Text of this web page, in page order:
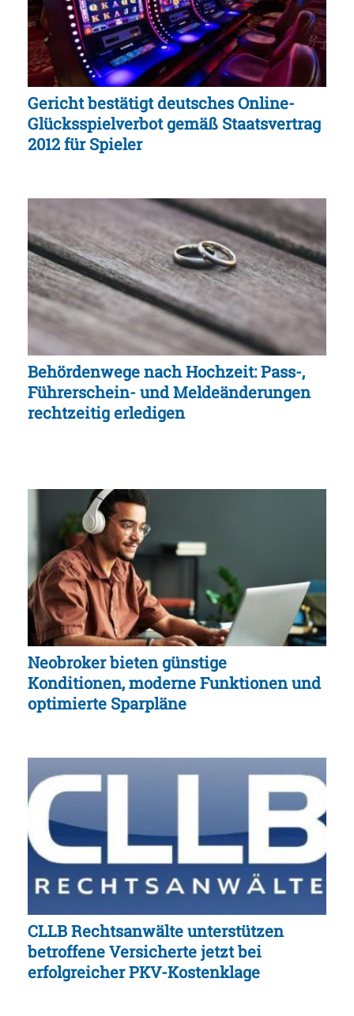
Gericht bestätigt deutsches Online-
Glücksspielverbot gemäß Staatsvertrag
2012 für Spieler
Behördenwege nach Hochzeit: Pass-,
Führerschein- und Meldeänderungen
rechtzeitig erledigen
Neobroker bieten günstige
Konditionen, moderne Funktionen und
optimierte Sparpläne
CLLB Rechtsanwälte unterstützen
betroffene Versicherte jetzt bei
erfolgreicher PKV-Kostenklage